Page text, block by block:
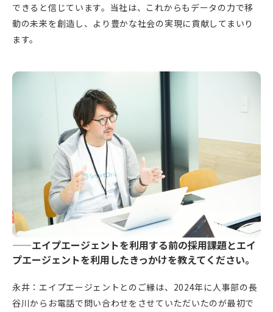
できると信じています。当社は、これからもデータの力で移
動の未来を創造し、より豊かな社会の実現に貢献してまいり
ます。
——エイプエージェントを利用する前の採用課題とエイ
プエージェントを利用したきっかけを教えてください。
永井：エイプエージェントとのご縁は、2024年に人事部の長
谷川からお電話で問い合わせをさせていただいたのが最初で